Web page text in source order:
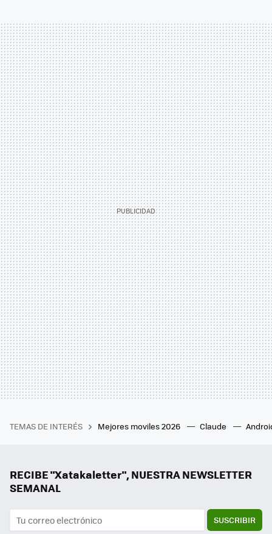
TEMAS DE INTERÉS Mejores moviles 2026 Claude
RECIBE "Xatakaletter", NUESTRA NEWSLETTER
SEMANAL
SUSCRIBIR